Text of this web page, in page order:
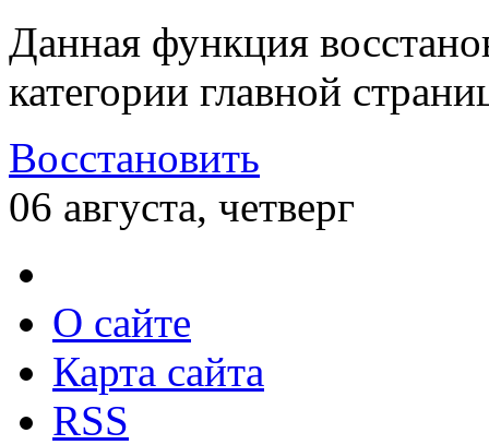
Данная функция
категории главной
Восстановить
06 августа, четверг
О сайте
Карта сайта
RSS